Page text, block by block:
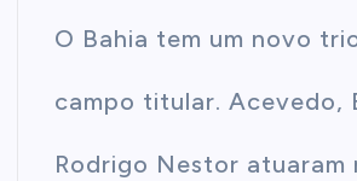
O Bahia tem um novo
campo titular. Acevedo,
Rodrigo Nestor atuaram